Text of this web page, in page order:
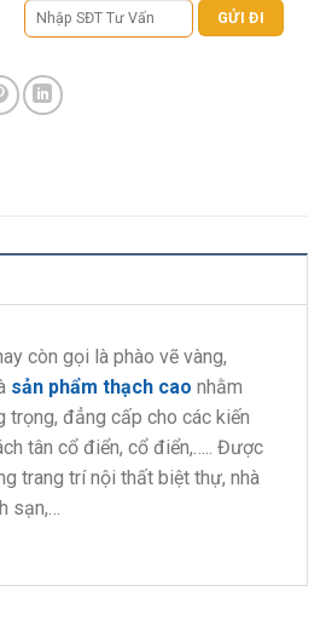
còn gọi là phào vẽ vàng,
sản phẩm thạch cao nhằm
trọng, đẳng cấp cho các kiến
tân cổ điển, cổ điển,….. Được
trang trí nội thất biệt thự, nhà
sạn,…